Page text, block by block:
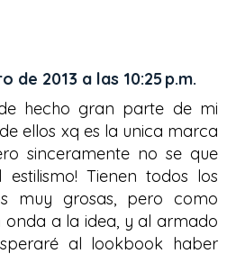
de 2013 a las 10:25 p.m.
hecho gran parte de mi
ellos xq es la unica marca
sinceramente no se que
Tienen todos los
muy grosas, pero como
onda a la idea, y al armado
al lookbook haber